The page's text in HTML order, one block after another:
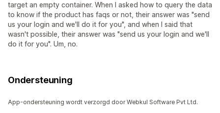
target an empty container. When I asked how to query the data
to know if the product has faqs or not, their answer was "send
us your login and we'll do it for you", and when I said that
wasn't possible, their answer was "send us your login and we'll
do it for you". Um, no.
Ondersteuning
App-ondersteuning wordt verzorgd door Webkul Software Pvt Ltd.